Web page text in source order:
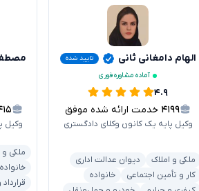
الهام دامغانی ثانی
تایید شده
آماده مشاوره فوری
۴.۹
۴۱۹۹ خدمت ارائه شده موفق
وکیل پایه یک کانون وکلای دادگستری
ملکی و املاک
دیوان عدالت اداری
کار و تأمین اجتماعی
خانواده
وکیل
ملکی و
خانواده